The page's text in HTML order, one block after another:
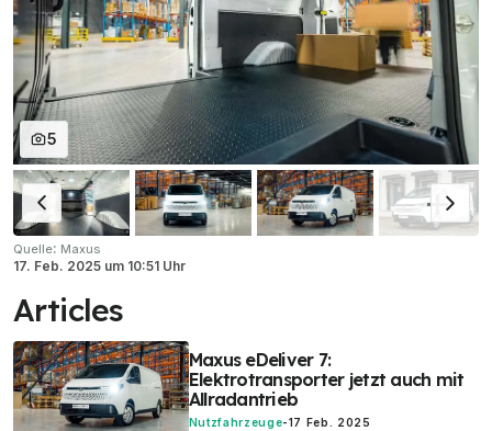
5
Quelle: Maxus
17. Feb. 2025 um 10:51 Uhr
Articles
Maxus eDeliver 7:
Elektrotransporter jetzt auch mit
Allradantrieb
Nutzfahrzeuge-17 Feb. 2025